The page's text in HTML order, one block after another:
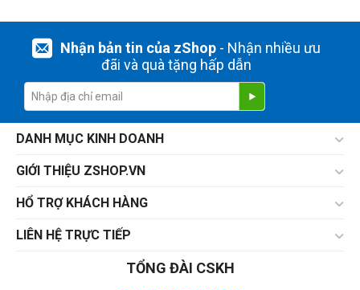
Nhận bản tin của zShop- Nhận nhiều ưu
đãi và quà tặng hấp dẫn
DANH MỤC KINH DOANH
GIỚI THIỆU ZSHOP.VN
HỔ TRỢ KHÁCH HÀNG
LIÊN HỆ TRỰC TIẾP
TỔNG ĐÀI CSKH